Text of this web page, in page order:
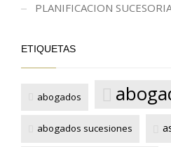
PLANIFICACION
ETIQUETAS
abogados
abogados sucesiones